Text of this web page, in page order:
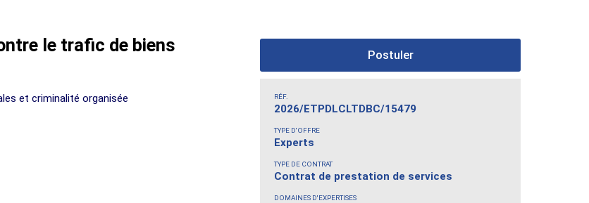
Postuler
RÉF.
2026/ETPDLCLTDBC/15479
TYPE D'OFFRE
Experts
TYPE DE CONTRAT
Contrat de prestation de services
DOMAINES D'EXPERTISES
le trafic de biens
et criminalité organisée